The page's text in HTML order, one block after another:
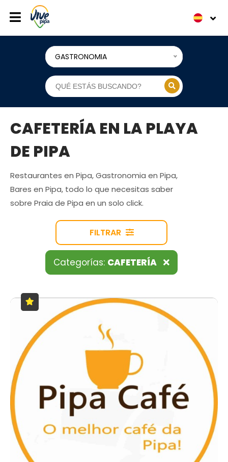
GASTRONOMIA
CAFETERÍA EN LA PLAYA
DE PIPA
Restaurantes en Pipa, Gastronomia en Pipa,
Bares en Pipa, todo lo que necesitas saber
sobre Praia de Pipa en un solo click.
FILTRAR
Categorías: CAFETERÍA